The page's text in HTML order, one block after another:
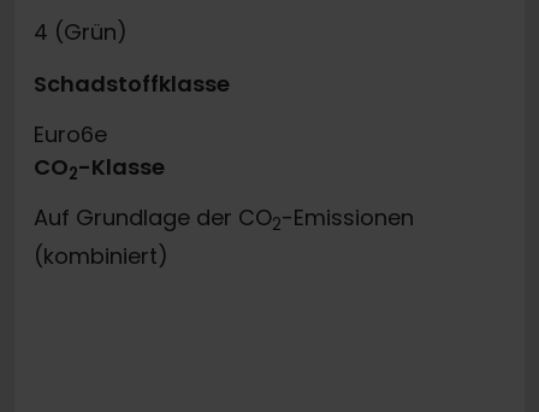
4 (Grün)
Schadstoffklasse
Euro6e
CO2-Klasse
Auf Grundlage der CO2-Emissionen
(kombiniert)